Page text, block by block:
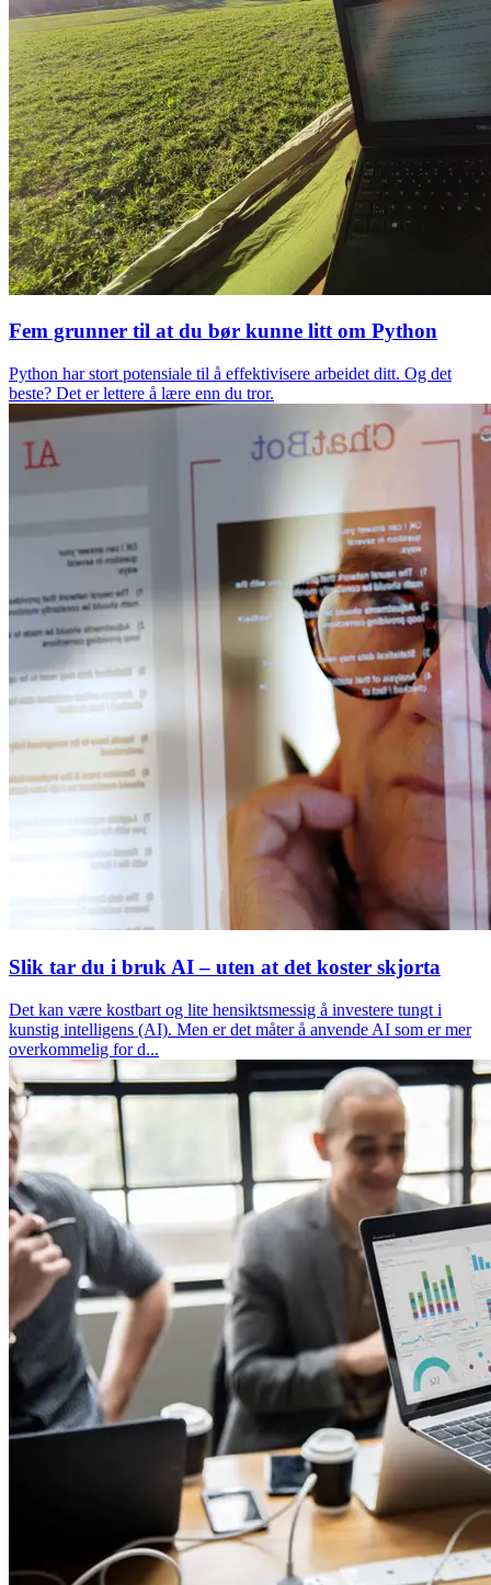
Fem grunner til at du bør kunne litt om Python
Python har stort potensiale til å effektivisere arbeidet ditt. Og det
beste? Det er lettere å lære enn du tror.
Slik tar du i bruk AI – uten at det koster skjorta
Det kan være kostbart og lite hensiktsmessig å investere tungt i
kunstig intelligens (AI). Men er det måter å anvende AI som er mer
overkommelig for d...